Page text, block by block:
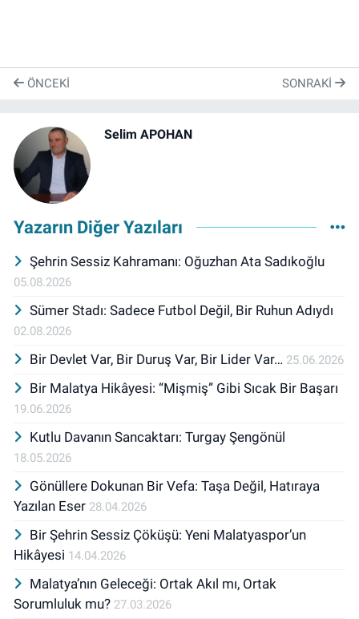
ÖNCEKI SONRAKI
Selim APOHAN
Yazarın Diğer Yazıları
Şehrin Sessiz Kahramanı: Oğuzhan Ata Sadıkoğlu
05.08.2026
Sümer Stadı: Sadece Futbol Değil, Bir Ruhun Adıydı
02.08.2026
Bir Devlet Var, Bir Duruş Var, Bir Lider Var… 25.06.2026
Bir Malatya Hikâyesi: “Mişmiş” Gibi Sıcak Bir Başarı
19.06.2026
Kutlu Davanın Sancaktarı: Turgay Şengönül
18.05.2026
Gönüllere Dokunan Bir Vefa: Taşa Değil, Hatıraya
Yazılan Eser 28.04.2026
Bir Şehrin Sessiz Çöküşü: Yeni Malatyaspor’un
Hikâyesi 14.04.2026
Malatya’nın Geleceği: Ortak Akıl mı, Ortak
Sorumluluk mu? 27.03.2026